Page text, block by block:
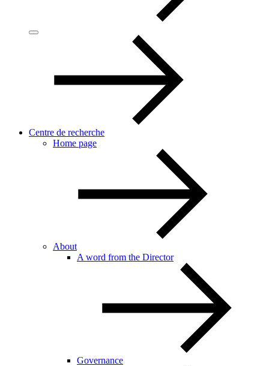
Centre de recherche
Home page
About
A word from the Director
Governance